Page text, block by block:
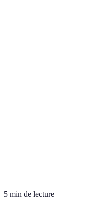
5 min de lecture